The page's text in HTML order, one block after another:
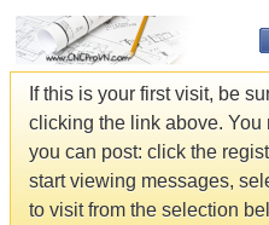
If this is your first visit, be
clicking the link above. You
you can post: click the
start viewing messages,
to visit from the selection